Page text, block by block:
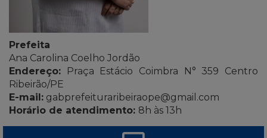
Prefeita
Ana Carolina Coelho Jordão
Endereço: Praça Estácio Coimbra N° 359 Centro
Ribeirão/PE
E-mail: gabprefeituraribeiraope@gmail.com
Horário de atendimento: 8h às 13h